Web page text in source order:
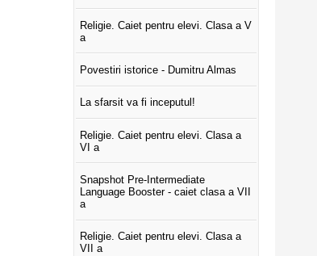
Religie. Caiet pentru elevi. Clasa a V
a
Povestiri istorice - Dumitru Almas
La sfarsit va fi inceputul!
Religie. Caiet pentru elevi. Clasa a
VI a
Snapshot Pre-Intermediate
Language Booster - caiet clasa a VII
a
Religie. Caiet pentru elevi. Clasa a
VII a